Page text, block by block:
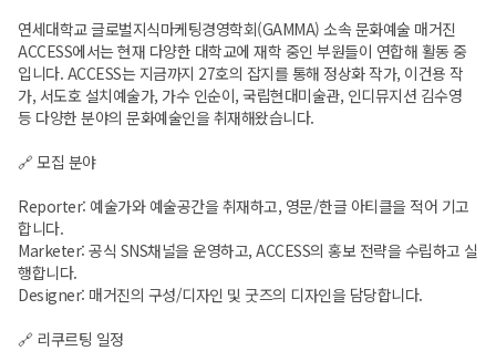
연세대학교 글로벌지식마케팅경영학회(GAMMA) 소속 문화예술 매거진
ACCESS에서는 현재 다양한 대학교에 재학 중인 부원들이 연합해 활동 중
입니다. ACCESS는 지금까지 27호의 잡지를 통해 정상화 작가, 이건용 작
가, 서도호 설치예술가, 가수 인순이, 국립현대미술관, 인디뮤지션 김수영
등 다양한 분야의 문화예술인을 취재해왔습니다.
🔗 모집 분야
Reporter: 예술가와 예술공간을 취재하고, 영문/한글 아티클을 적어 기고
합니다.
Marketer: 공식 SNS채널을 운영하고, ACCESS의 홍보 전략을 수립하고 실
행합니다.
Designer: 매거진의 구성/디자인 및 굿즈의 디자인을 담당합니다.
🔗 리쿠르팅 일정